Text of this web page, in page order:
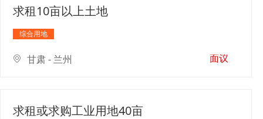
求租10亩以上土地
综合用地
甘肃 - 兰州 面议
求租或求购工业用地40亩